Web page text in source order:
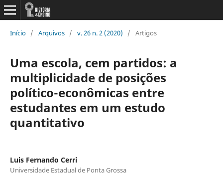
Início / Arquivos / v. 26 n. 2 (2020) / Artigos
Uma escola, cem partidos: a
multiplicidade de posições
político-econômicas entre
estudantes em um estudo
quantitativo
Luis Fernando Cerri
Universidade Estadual de Ponta Grossa